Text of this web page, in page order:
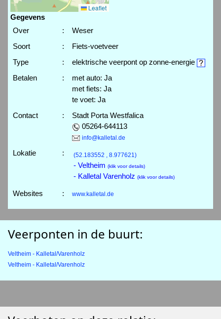
Leaflet
Gegevens
Over
:
Weser
Soort
:
Fiets-voetveer
Type
:
elektrische veerpont op zonne-energie
Betalen
:
met auto: Ja
met fiets: Ja
te voet: Ja
Contact
:
Stadt Porta Westfalica
05264-644113
info@kalletal.de
Lokatie : (52.183552 , 8.977621)
- Veltheim (klik voor details)
- Kalletal Varenholz (klik voor details)
Websites : www.kalletal.de
Veerponten in de buurt:
Veltheim - Kalletal/Varenholz
Veltheim - Kalletal/Varenholz